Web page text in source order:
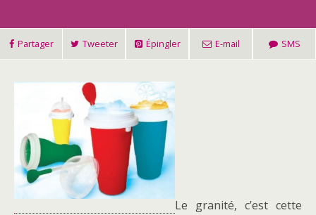
Partager Tweeter Épingler E-mail SMS
Le granité, c’est cette